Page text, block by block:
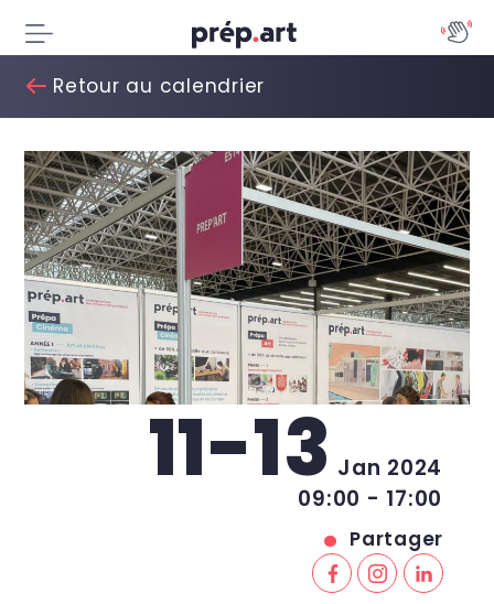
Retour au calendrier
11-13 Jan 2024
09:00 - 17:00
Partager